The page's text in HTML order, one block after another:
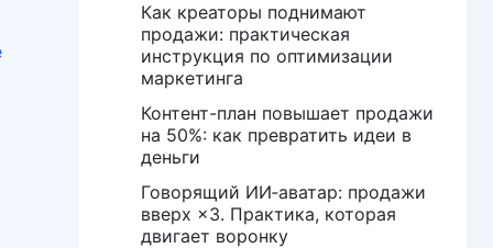
Как креаторы поднимают
продажи: практическая
инструкция по оптимизации
маркетинга
Контент-план повышает продажи
на 50%: как превратить идеи в
деньги
Говорящий ИИ‑аватар: продажи
вверх ×3. Практика, которая
двигает воронку